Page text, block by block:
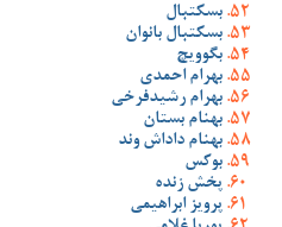
بسکتبال
بسکتبال بانوان
بگوویچ
بهرام احمدی
بهرام رشیدفرخی
بهنام بستان
بهنام داداش وند
بوکس
پخش زنده
پرویز ابراهیمی